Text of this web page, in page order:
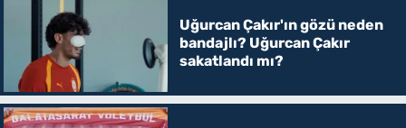
Uğurcan Çakır'ın gözü neden
bandajlı? Uğurcan Çakır
sakatlandı mı?